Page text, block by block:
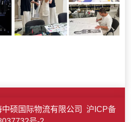
硕国际物流有限公司 沪ICP备